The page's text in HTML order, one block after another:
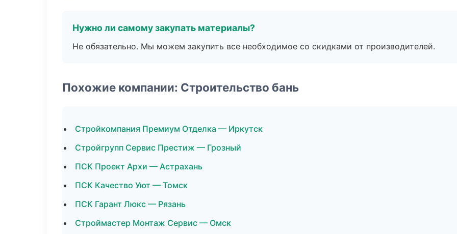
Нужно ли самому закупать материалы?
Не обязательно. Мы можем закупить все необходимое со скидками от производителей.
Похожие компании: Строительство бань
Стройкомпания Премиум Отделка — Иркутск
Стройгрупп Сервис Престиж — Грозный
ПСК Проект Архи — Астрахань
ПСК Качество Уют — Томск
ПСК Гарант Люкс — Рязань
Строймастер Монтаж Сервис — Омск